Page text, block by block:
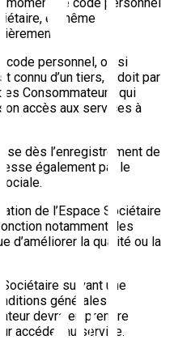
et même
code personnel, ou si
connu d’un tiers, il doit par
Consommateurs qui
accès aux services à
dès l’enregistrement de
également par le
de l’Espace Sociétaire
notamment des
d’améliorer la qualité ou la
Sociétaire suivant une
générales
devra en prendre
accéder au service.